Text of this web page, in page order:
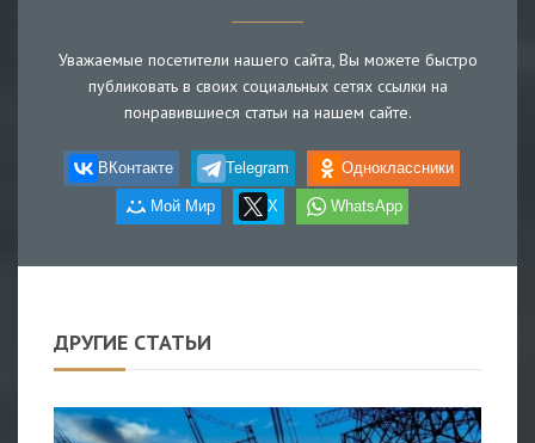
Уважаемые посетители нашего сайта, Вы можете быстро
публиковать в своих социальных сетях ссылки на
понравившиеся статьи на нашем сайте.
ВКонтакте Telegram Одноклассники
Мой Мир X WhatsApp
ДРУГИЕ СТАТЬИ